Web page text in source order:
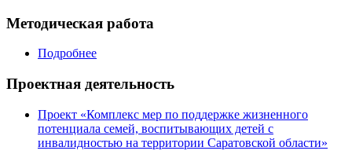
Методическая работа
Подробнее
Проектная деятельность
Проект «Комплекс мер по поддержке жизненного
потенциала семей, воспитывающих детей с
инвалидностью на территории Саратовской области»